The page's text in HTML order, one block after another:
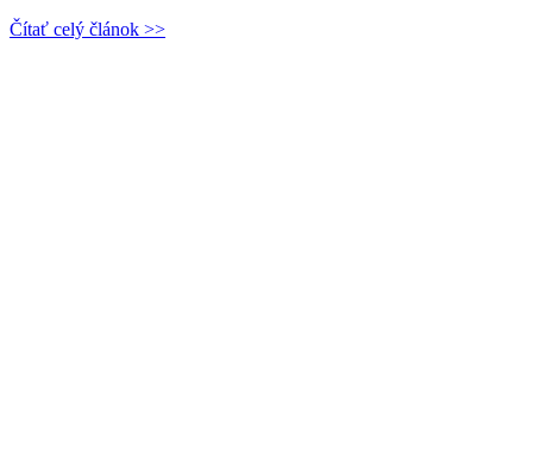
Čítať celý článok >>